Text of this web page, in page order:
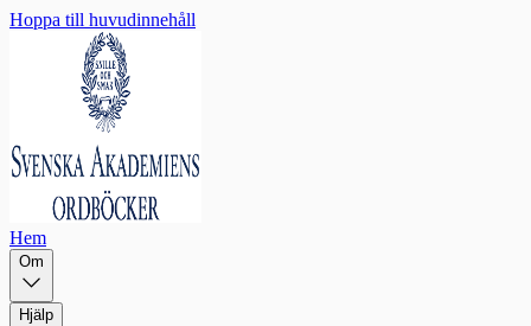
Hoppa till huvudinnehåll
Hem
Om
Hjälp